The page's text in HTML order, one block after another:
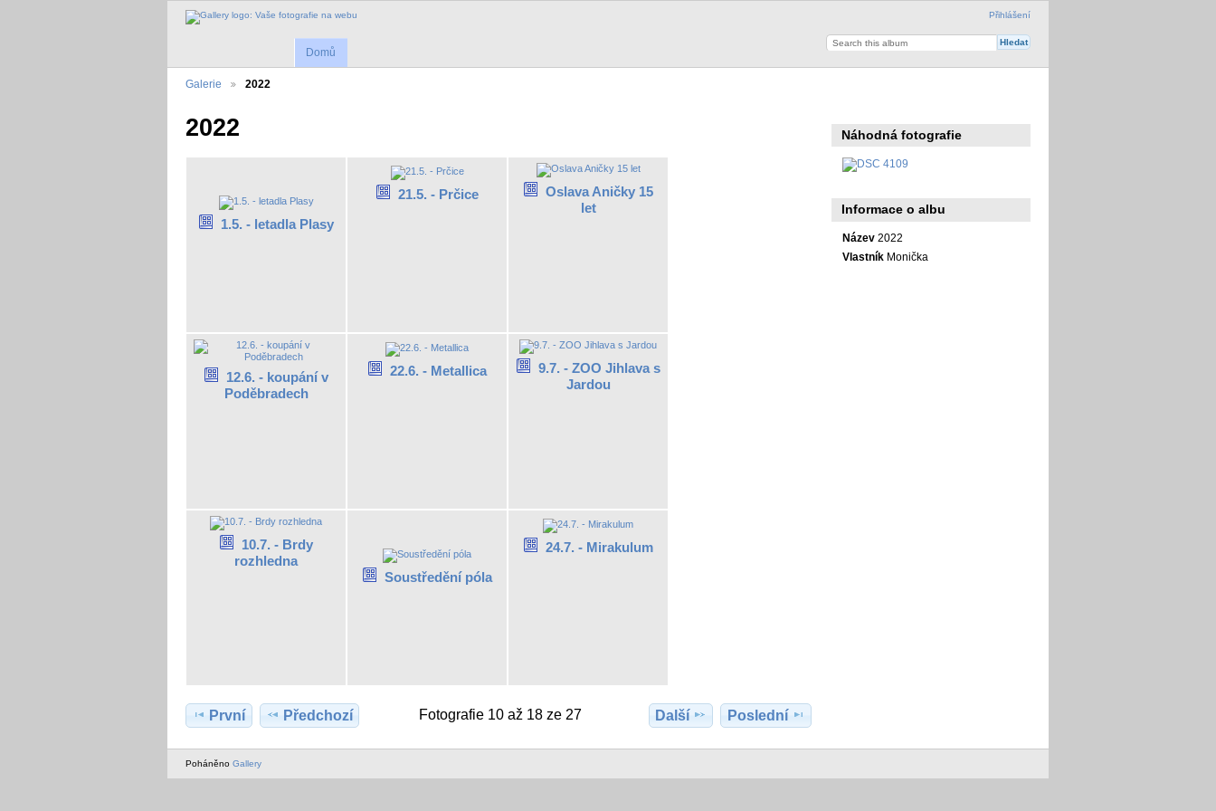
Přihlášení
Domů
Galerie 2022
2022
1.5. - letadla Plasy
21.5. - Prčice
Oslava Aničky 15
let
12.6. - koupání v
Poděbradech
22.6. - Metallica
9.7. - ZOO Jihlava s
Jardou
10.7. - Brdy
rozhledna
Soustředění póla
24.7. - Mirakulum
První Předchozí Fotografie 10 až 18 ze 27 Další Poslední
Náhodná fotografie
Informace o albu
Název2022
VlastníkMonička
Poháněno Gallery